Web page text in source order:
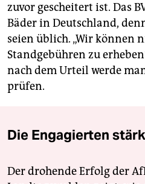
zuvor gescheitert ist. Das
Bäder in Deutschland,
seien üblich. „Wir können
Standgebühren zu
nach dem Urteil werde
prüfen.
Die Engagierten
Der drohende Erfolg der